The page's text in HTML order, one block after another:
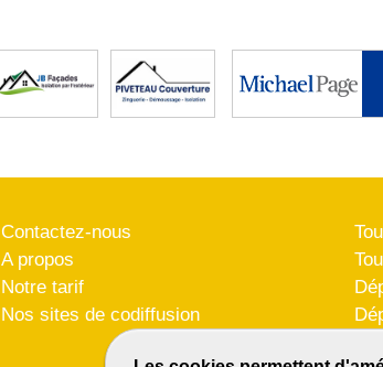
Contactez-nous
A propos
Notre tarif
Nos sites de codiffusion